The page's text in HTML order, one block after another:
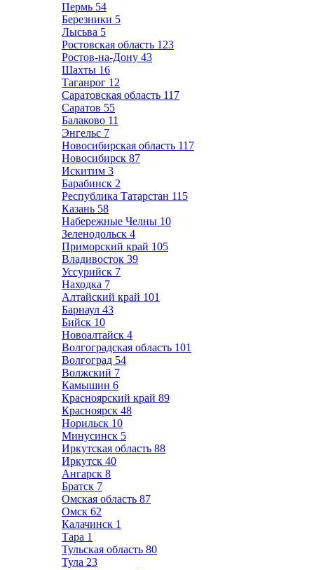
Пермь 54
Березники 5
Лысьва 5
Ростовская область 123
Ростов-на-Дону 43
Шахты 16
Таганрог 12
Саратовская область 117
Саратов 55
Балаково 11
Энгельс 7
Новосибирская область 117
Новосибирск 87
Искитим 3
Барабинск 2
Республика Татарстан 115
Казань 58
Набережные Челны 10
Зеленодольск 4
Приморский край 105
Владивосток 39
Уссурийск 7
Находка 7
Алтайский край 101
Барнаул 43
Бийск 10
Новоалтайск 4
Волгоградская область 101
Волгоград 54
Волжский 7
Камышин 6
Красноярский край 89
Красноярск 48
Норильск 10
Минусинск 5
Иркутская область 88
Иркутск 40
Ангарск 8
Братск 7
Омская область 87
Омск 62
Калачинск 1
Тара 1
Тульская область 80
Тула 23